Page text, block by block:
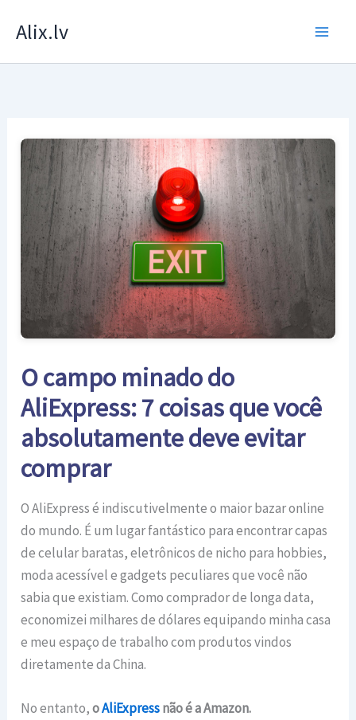
Alix.lv
O campo minado do
AliExpress: 7 coisas que você
absolutamente deve evitar
comprar
O AliExpress é indiscutivelmente o maior bazar online
do mundo. É um lugar fantástico para encontrar capas
de celular baratas, eletrônicos de nicho para hobbies,
moda acessível e gadgets peculiares que você não
sabia que existiam. Como comprador de longa data,
economizei milhares de dólares equipando minha casa
e meu espaço de trabalho com produtos vindos
diretamente da China.
No entanto,oAliExpressnão é a Amazon.